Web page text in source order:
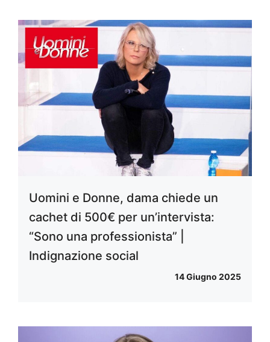
Uomini e Donne, dama chiede un
cachet di 500€ per un’intervista:
“Sono una professionista” |
Indignazione social
14 Giugno 2025